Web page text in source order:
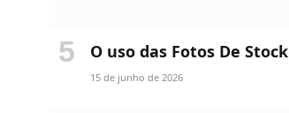
O uso das Fotos De Stock
15 de junho de 2026